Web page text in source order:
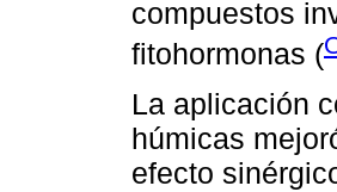
compuestos
fitohormonas (
La aplicación
húmicas
efecto